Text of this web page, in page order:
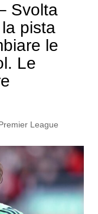
Svolta
pista
le
Le
League